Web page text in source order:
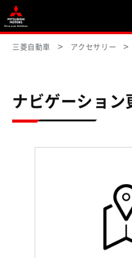
三菱自動車 アクセサリー
ナビゲーション